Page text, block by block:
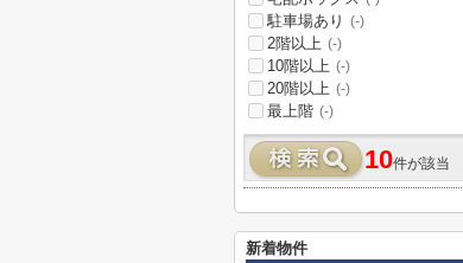
駐車場あり (-)
2階以上 (-)
10階以上 (-)
20階以上 (-)
最上階 (-)
10件が該当
新着物件